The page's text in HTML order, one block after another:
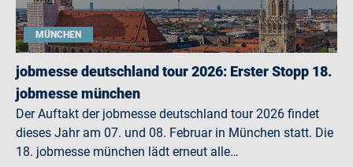
MÜNCHEN
jobmesse deutschland tour 2026: Erster Stopp 18.
jobmesse münchen
Der Auftakt der jobmesse deutschland tour 2026 findet
dieses Jahr am 07. und 08. Februar in München statt. Die
18. jobmesse münchen lädt erneut alle…